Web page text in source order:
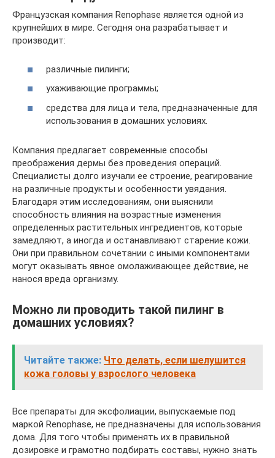
Французская компания Renophase является одной из
крупнейших в мире. Сегодня она разрабатывает и
производит:
различные пилинги;
ухаживающие программы;
средства для лица и тела, предназначенные для
использования в домашних условиях.
Компания предлагает современные способы
преображения дермы без проведения операций.
Специалисты долго изучали ее строение, реагирование
на различные продукты и особенности увядания.
Благодаря этим исследованиям, они выяснили
способность влияния на возрастные изменения
определенных растительных ингредиентов, которые
замедляют, а иногда и останавливают старение кожи.
Они при правильном сочетании с иными компонентами
могут оказывать явное омолаживающее действие, не
нанося вреда организму.
Можно ли проводить такой пилинг в
домашних условиях?
Читайте также: Что делать, если шелушится
кожа головы у взрослого человека
Все препараты для эксфолиации, выпускаемые под
маркой Renophase, не предназначены для использования
дома. Для того чтобы применять их в правильной
дозировке и грамотно подбирать составы, нужно знать